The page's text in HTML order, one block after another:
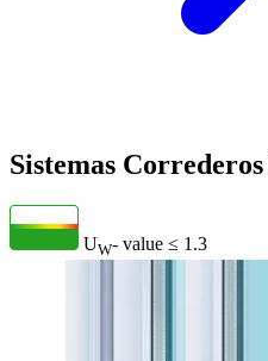
Sistemas
UW- value ≤ 1.3